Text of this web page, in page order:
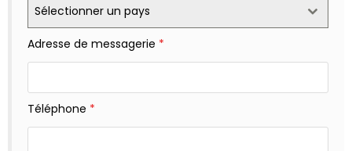
Sélectionner un pays
Adresse de messagerie *
Téléphone *